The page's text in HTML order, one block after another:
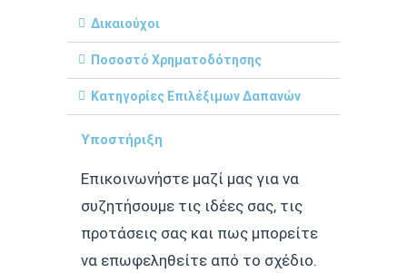
Δικαιούχοι
Ποσοστό Χρηματοδότησης
Κατηγορίες Επιλέξιμων Δαπανών
Υποστήριξη
Επικοινωνήστε μαζί μας για να
συζητήσουμε τις ιδέες σας, τις
προτάσεις σας και πως μπορείτε
να επωφεληθείτε από το σχέδιο.